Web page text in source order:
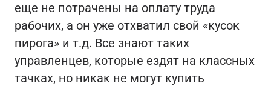
еще не потрачены на оплату труда
рабочих, а он уже отхватил свой «кусок
пирога» и т.д. Все знают таких
управленцев, которые ездят на классных
тачках, но никак не могут купить